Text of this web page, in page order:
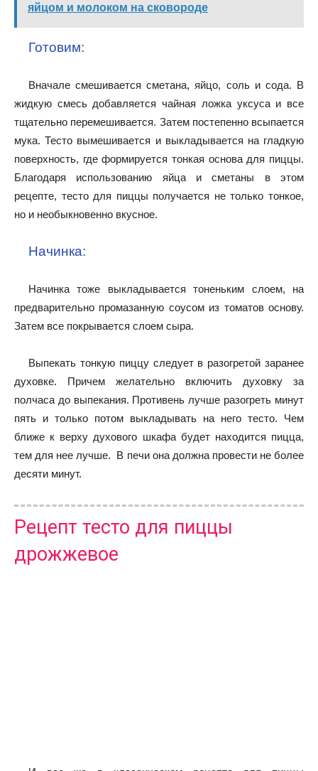
яйцом и молоком на сковороде
Готовим:
Вначале смешивается сметана, яйцо, соль и сода. В
жидкую смесь добавляется чайная ложка уксуса и все
тщательно перемешивается. Затем постепенно всыпается
мука. Тесто вымешивается и выкладывается на гладкую
поверхность, где формируется тонкая основа для пиццы.
Благодаря использованию яйца и сметаны в этом
рецепте, тесто для пиццы получается не только тонкое,
но и необыкновенно вкусное.
Начинка:
Начинка тоже выкладывается тоненьким слоем, на
предварительно промазанную соусом из томатов основу.
Затем все покрывается слоем сыра.
Выпекать тонкую пиццу следует в разогретой заранее
духовке. Причем желательно включить духовку за
полчаса до выпекания. Противень лучше разогреть минут
пять и только потом выкладывать на него тесто. Чем
ближе к верху духового шкафа будет находится пицца,
тем для нее лучше. В печи она должна провести не более
десяти минут.
Рецепт тесто для пиццы
дрожжевое